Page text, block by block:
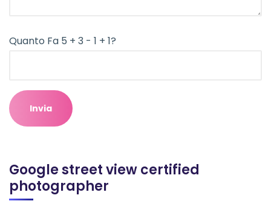
Quanto Fa 5 + 3 - 1 + 1?
Google street view certified
photographer